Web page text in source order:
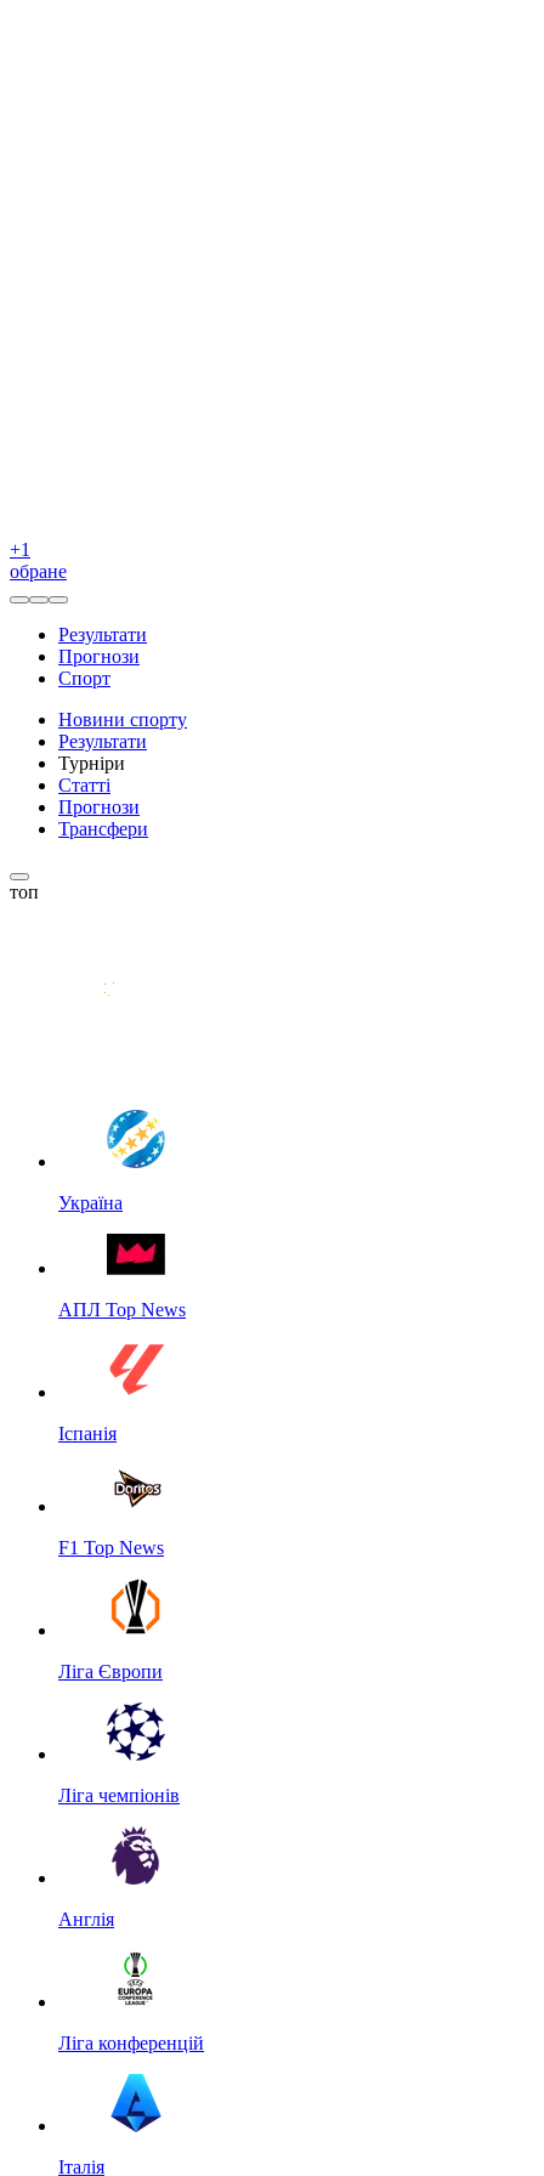
+1
обране
Результати
Прогнози
Спорт
Новини спорту
Результати
Турніри
Статті
Прогнози
Трансфери
топ
Україна
АПЛ Top News
Іспанія
F1 Top News
Ліга Європи
Ліга чемпіонів
Англія
Ліга конференцій
Італія